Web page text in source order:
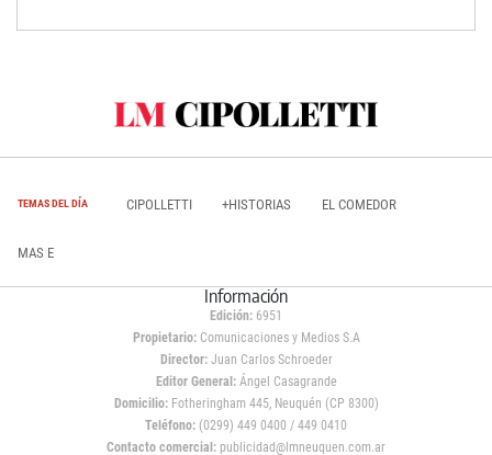
TEMAS DEL DÍA CIPOLLETTI +HISTORIAS EL COMEDOR
MAS E
Información
Edición: 6951
Propietario:Comunicaciones y Medios S.A
Director: Juan Carlos Schroeder
Editor General:Ángel Casagrande
Domicilio:Fotheringham 445, Neuquén (CP 8300)
Teléfono: (0299) 449 0400 / 449 0410
Contacto comercial: publicidad@lmneuquen.com.ar